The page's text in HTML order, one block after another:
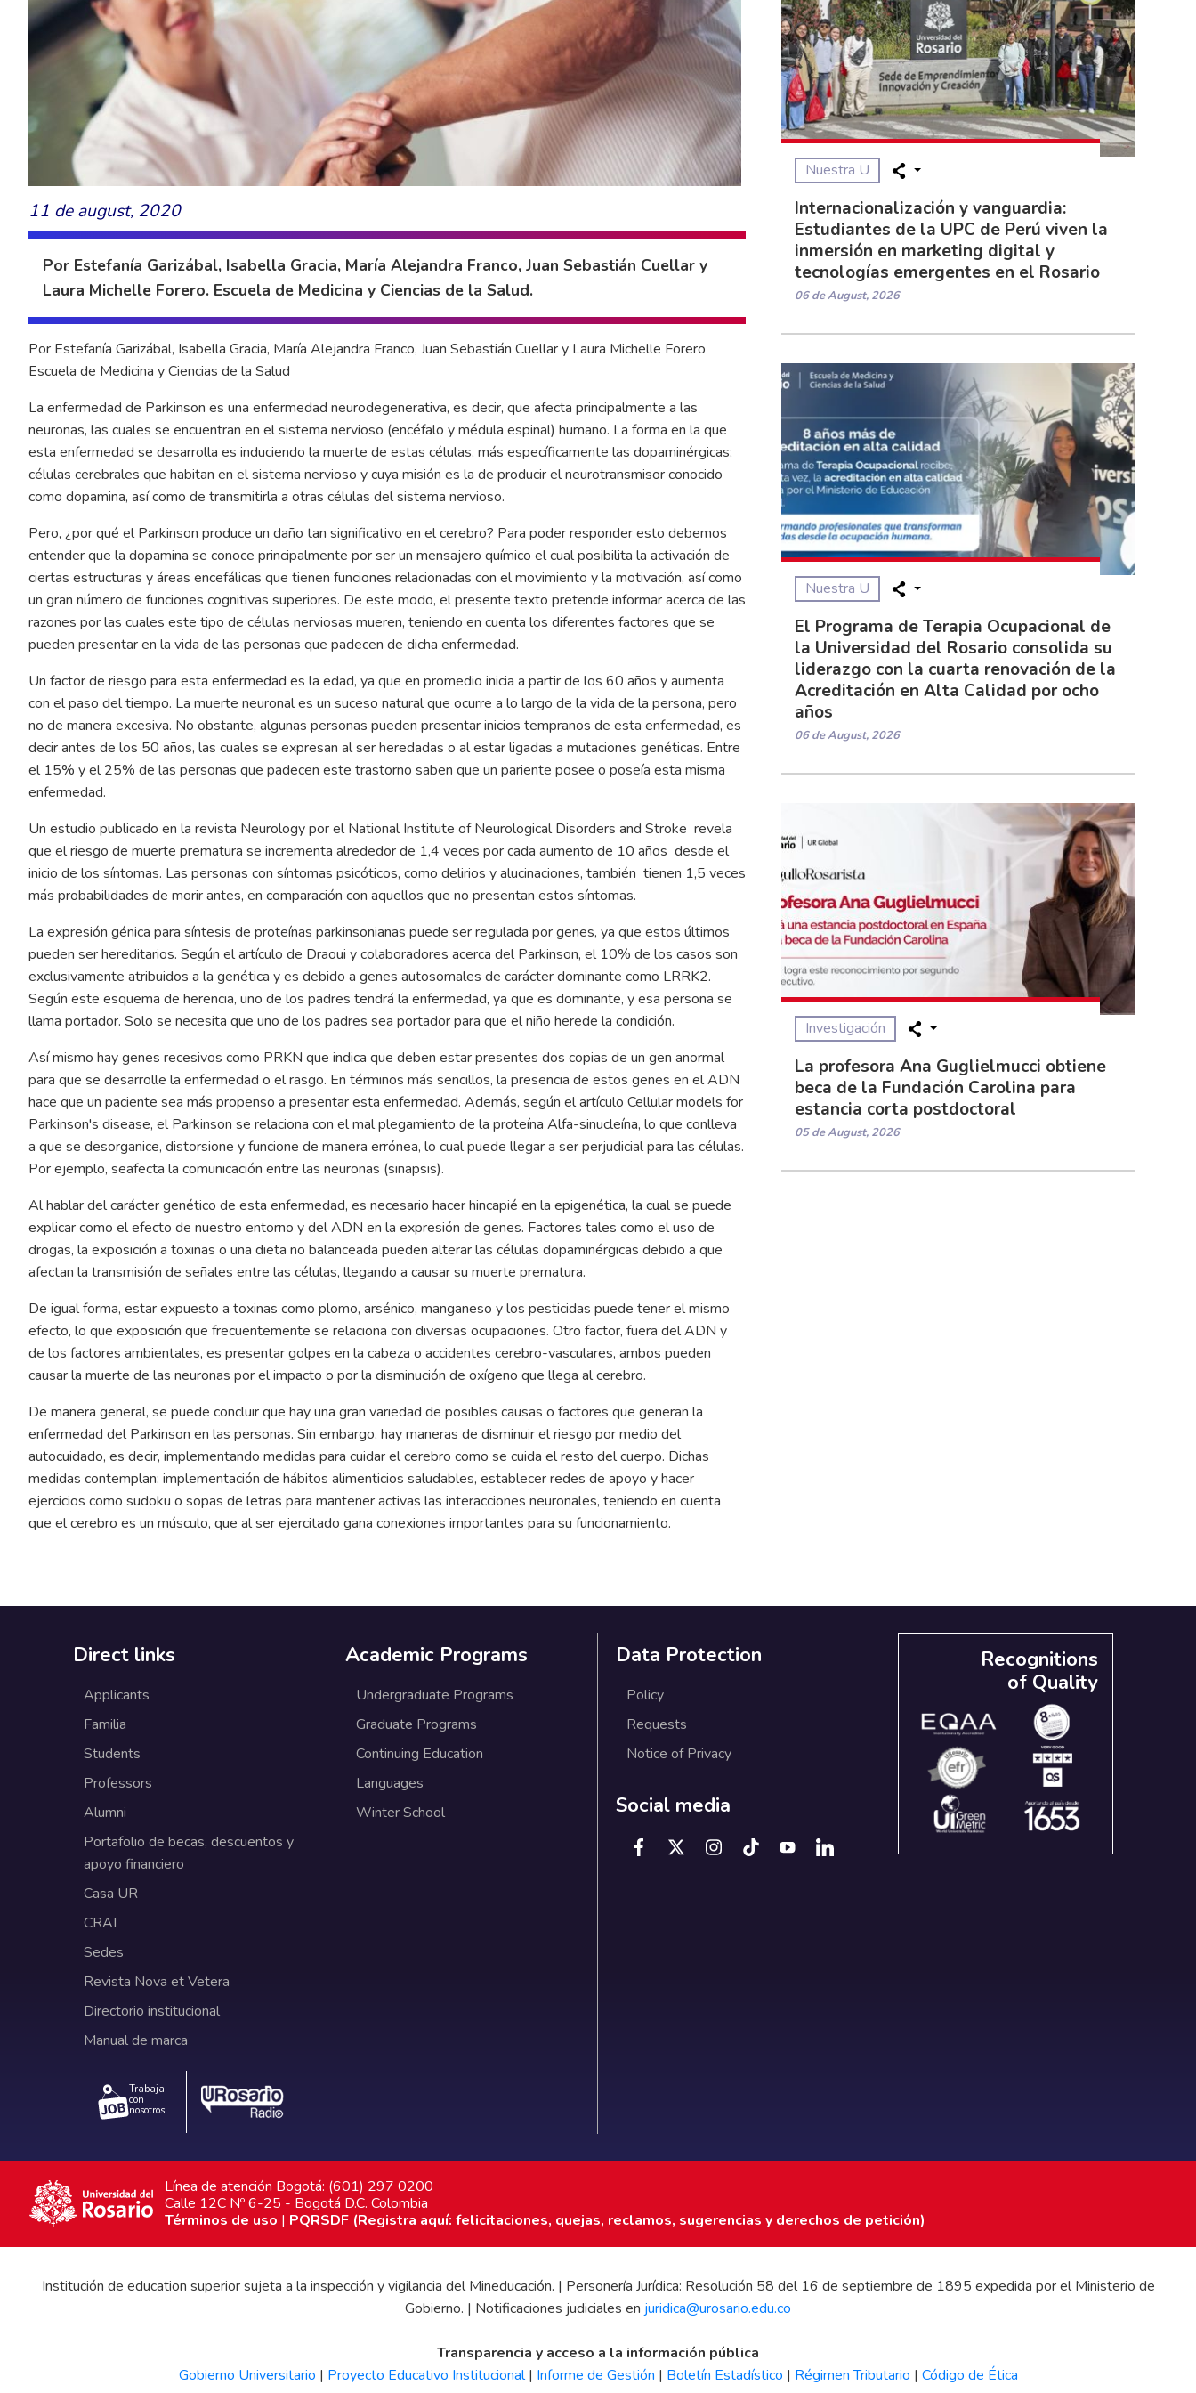
11 de august, 2020
Por Estefanía Garizábal, Isabella Gracia, María Alejandra Franco, Juan Sebastián Cuellar y
Laura Michelle Forero. Escuela de Medicina y Ciencias de la Salud.
Por Estefanía Garizábal, Isabella Gracia, María Alejandra Franco, Juan Sebastián Cuellar y Laura Michelle Forero
Escuela de Medicina y Ciencias de la Salud
La enfermedad de Parkinson es una enfermedad neurodegenerativa, es decir, que afecta principalmente a las
neuronas, las cuales se encuentran en el sistema nervioso (encéfalo y médula espinal) humano. La forma en la que
esta enfermedad se desarrolla es induciendo la muerte de estas células, más específicamente las dopaminérgicas;
células cerebrales que habitan en el sistema nervioso y cuya misión es la de producir el neurotransmisor conocido
como dopamina, así como de transmitirla a otras células del sistema nervioso.
Pero, ¿por qué el Parkinson produce un daño tan significativo en el cerebro? Para poder responder esto debemos
entender que la dopamina se conoce principalmente por ser un mensajero químico el cual posibilita la activación de
ciertas estructuras y áreas encefálicas que tienen funciones relacionadas con el movimiento y la motivación, así como
un gran número de funciones cognitivas superiores. De este modo, el presente texto pretende informar acerca de las
razones por las cuales este tipo de células nerviosas mueren, teniendo en cuenta los diferentes factores que se
pueden presentar en la vida de las personas que padecen de dicha enfermedad.
Un factor de riesgo para esta enfermedad es la edad, ya que en promedio inicia a partir de los 60 años y aumenta
con el paso del tiempo. La muerte neuronal es un suceso natural que ocurre a lo largo de la vida de la persona, pero
no de manera excesiva. No obstante, algunas personas pueden presentar inicios tempranos de esta enfermedad, es
decir antes de los 50 años, las cuales se expresan al ser heredadas o al estar ligadas a mutaciones genéticas. Entre
el 15% y el 25% de las personas que padecen este trastorno saben que un pariente posee o poseía esta misma
enfermedad.
Un estudio publicado en la revista Neurology por el National Institute of Neurological Disorders and Stroke revela
que el riesgo de muerte prematura se incrementa alrededor de 1,4 veces por cada aumento de 10 años desde el
inicio de los síntomas. Las personas con síntomas psicóticos, como delirios y alucinaciones, también tienen 1,5 veces
más probabilidades de morir antes, en comparación con aquellos que no presentan estos síntomas.
La expresión génica para síntesis de proteínas parkinsonianas puede ser regulada por genes, ya que estos últimos
pueden ser hereditarios. Según el artículo de Draoui y colaboradores acerca del Parkinson, el 10% de los casos son
exclusivamente atribuidos a la genética y es debido a genes autosomales de carácter dominante como LRRK2.
Según este esquema de herencia, uno de los padres tendrá la enfermedad, ya que es dominante, y esa persona se
llama portador. Solo se necesita que uno de los padres sea portador para que el niño herede la condición.
Así mismo hay genes recesivos como PRKN que indica que deben estar presentes dos copias de un gen anormal
para que se desarrolle la enfermedad o el rasgo. En términos más sencillos, la presencia de estos genes en el ADN
hace que un paciente sea más propenso a presentar esta enfermedad. Además, según el artículo Cellular models for
Parkinson's disease, el Parkinson se relaciona con el mal plegamiento de la proteína Alfa-sinucleína, lo que conlleva
a que se desorganice, distorsione y funcione de manera errónea, lo cual puede llegar a ser perjudicial para las células.
Por ejemplo, seafecta la comunicación entre las neuronas (sinapsis).
Al hablar del carácter genético de esta enfermedad, es necesario hacer hincapié en la epigenética, la cual se puede
explicar como el efecto de nuestro entorno y del ADN en la expresión de genes. Factores tales como el uso de
drogas, la exposición a toxinas o una dieta no balanceada pueden alterar las células dopaminérgicas debido a que
afectan la transmisión de señales entre las células, llegando a causar su muerte prematura.
De igual forma, estar expuesto a toxinas como plomo, arsénico, manganeso y los pesticidas puede tener el mismo
efecto, lo que exposición que frecuentemente se relaciona con diversas ocupaciones. Otro factor, fuera del ADN y
de los factores ambientales, es presentar golpes en la cabeza o accidentes cerebro-vasculares, ambos pueden
causar la muerte de las neuronas por el impacto o por la disminución de oxígeno que llega al cerebro.
De manera general, se puede concluir que hay una gran variedad de posibles causas o factores que generan la
enfermedad del Parkinson en las personas. Sin embargo, hay maneras de disminuir el riesgo por medio del
autocuidado, es decir, implementando medidas para cuidar el cerebro como se cuida el resto del cuerpo. Dichas
medidas contemplan: implementación de hábitos alimenticios saludables, establecer redes de apoyo y hacer
ejercicios como sudoku o sopas de letras para mantener activas las interacciones neuronales, teniendo en cuenta
que el cerebro es un músculo, que al ser ejercitado gana conexiones importantes para su funcionamiento.
Nuestra U
Internacionalización y vanguardia:
Estudiantes de la UPC de Perú viven la
inmersión en marketing digital y
tecnologías emergentes en el Rosario
06 de August, 2026
Nuestra U
El Programa de Terapia Ocupacional de
la Universidad del Rosario consolida su
liderazgo con la cuarta renovación de la
Acreditación en Alta Calidad por ocho
años
06 de August, 2026
Investigación
La profesora Ana Guglielmucci obtiene
beca de la Fundación Carolina para
estancia corta postdoctoral
05 de August, 2026
Direct links
Applicants
Familia
Students
Professors
Alumni
Portafolio de becas, descuentos y
apoyo financiero
Casa UR
CRAI
Sedes
Revista Nova et Vetera
Directorio institucional
Manual de marca
Trabaja
con
nosotros.
Academic Programs
Undergraduate Programs
Graduate Programs
Continuing Education
Languages
Winter School
Data Protection
Policy
Requests
Notice of Privacy
Social media
Recognitions
of Quality
Línea de atención Bogotá: (601) 297 0200
Calle 12C Nº 6-25 - Bogotá D.C. Colombia
Términos de uso | PQRSDF (Registra aquí: felicitaciones, quejas, reclamos, sugerencias y derechos de petición)
Institución de education superior sujeta a la inspección y vigilancia del Mineducación. | Personería Jurídica: Resolución 58 del 16 de septiembre de 1895 expedida por el Ministerio de
Gobierno. | Notificaciones judiciales en juridica@urosario.edu.co
Transparencia y acceso a la información pública
Gobierno Universitario | Proyecto Educativo Institucional| Informe de Gestión | Boletín Estadístico | Régimen Tributario | Código de Ética